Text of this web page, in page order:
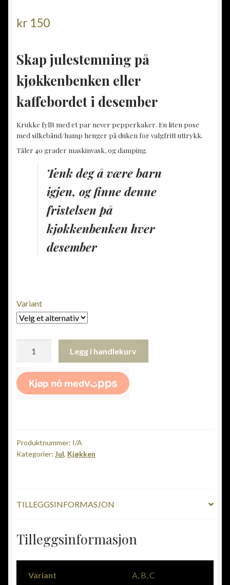
kr 150
Skap julestemning på
kjøkkenbenken eller
kaffebordet i desember
Krukke fyllt med et par never pepperkaker. En liten pose
med silkebånd/hamp henger på duken for valgfritt uttrykk.
Tåler 40 grader maskinvask, og damping.
Tenk deg å være barn
igjen, og finne denne
fristelsen på
kjøkkenbenken hver
desember
Variant
Krukkeduk
&
PepperKaker
Legg i handlekurv
Produktnummer: I/A
Kategorier: Jul, Kjøkken
TILLEGGSINFORMASJON
Tilleggsinformasjon
Variant A, B, C